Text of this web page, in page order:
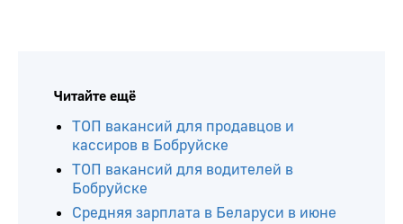
Читайте ещё
ТОП вакансий для продавцов и
кассиров в Бобруйске
ТОП вакансий для водителей в
Бобруйске
Средняя зарплата в Беларуси в июне